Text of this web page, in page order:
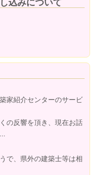
家紹介センターのサービ
の反響を頂き、現在お話
で、県外の建築士等は相